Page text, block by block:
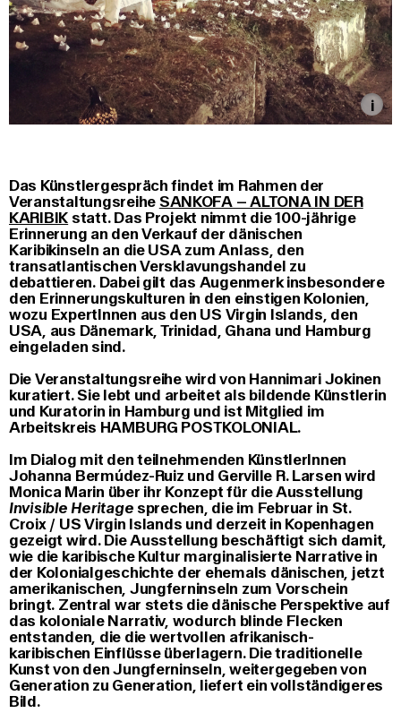
Das Künstlergespräch findet im Rahmen der
VeranstaltungsreiheSANKOFA – ALTONA IN DER
KARIBIK statt. Das Projekt nimmt die 100-jährige
Erinnerung an den Verkauf der dänischen
Karibikinseln an die USA zum Anlass, den
transatlantischen Versklavungshandel zu
debattieren. Dabei gilt das Augenmerk insbesondere
den Erinnerungskulturen in den einstigen Kolonien,
wozu ExpertInnen aus den US Virgin Islands, den
USA, aus Dänemark, Trinidad, Ghana und Hamburg
eingeladen sind.
Die Veranstaltungsreihe wird von Hannimari Jokinen
kuratiert. Sie lebt und arbeitet als bildende Künstlerin
und Kuratorin in Hamburg und ist Mitglied im
Arbeitskreis HAMBURG POSTKOLONIAL.
Im Dialog mit den teilnehmenden KünstlerInnen
Johanna Bermúdez-Ruiz und Gerville R. Larsen wird
Monica Marin über ihr Konzept für die Ausstellung
Invisible Heritage sprechen, die im Februar in St.
Croix / US Virgin Islands und derzeit in Kopenhagen
gezeigt wird. Die Ausstellung beschäftigt sich damit,
wie die karibische Kultur marginalisierte Narrative in
der Kolonialgeschichte der ehemals dänischen, jetzt
amerikanischen, Jungferninseln zum Vorschein
bringt. Zentral war stets die dänische Perspektive auf
das koloniale Narrativ, wodurch blinde Flecken
entstanden, die die wertvollen afrikanisch-
karibischen Einflüsse überlagern. Die traditionelle
Kunst von den Jungferninseln, weitergegeben von
Generation zu Generation, liefert ein vollständigeres
Bild.